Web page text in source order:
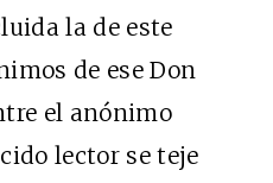
la de este
de ese Don
el anónimo
lector se teje